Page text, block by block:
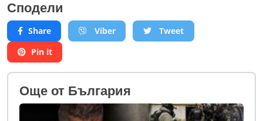
Сподели
Share Viber
Tweet
Pin it
Oще от България